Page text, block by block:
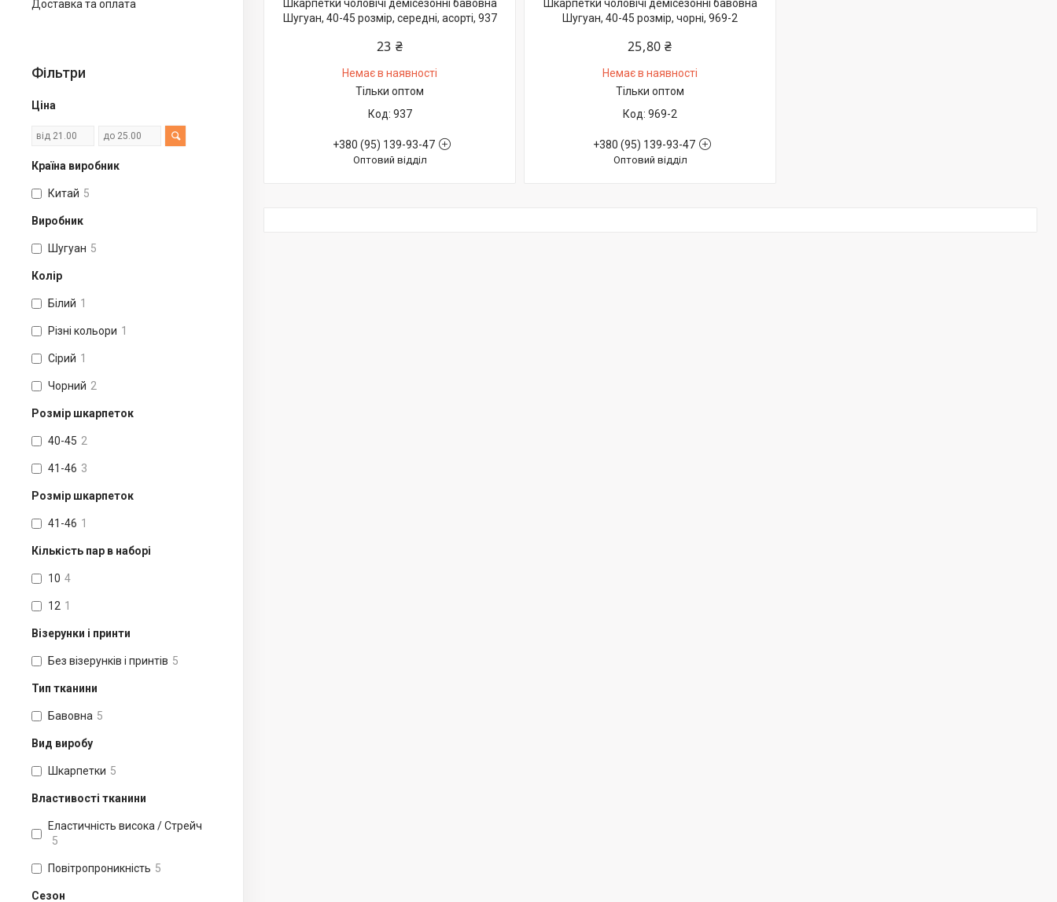
Доставка та оплата
Фільтри
Ціна
Країна виробник
Китай 5
Виробник
Шугуан 5
Колір
Білий 1
Різні кольори 1
Сірий 1
Чорний 2
Розмір шкарпеток
40-45 2
41-46 3
Розмір шкарпеток
41-46 1
Кількість пар в наборі
10 4
12 1
Візерунки і принти
Без візерунків і принтів 5
Тип тканини
Бавовна 5
Вид виробу
Шкарпетки 5
Властивості тканини
Еластичність висока / Стрейч
5
Повітропроникність 5
Сезон
Шкарпетки чоловічі демісезонні бавовна
Шугуан, 40-45 розмір, середні, асорті, 937
23 ₴
Немає в наявності
Тільки оптом
937
+380 (95) 139-93-47
Оптовий відділ
Шкарпетки чоловічі демісезонні бавовна
Шугуан, 40-45 розмір, чорні, 969-2
25,80 ₴
Немає в наявності
Тільки оптом
969-2
+380 (95) 139-93-47
Оптовий відділ